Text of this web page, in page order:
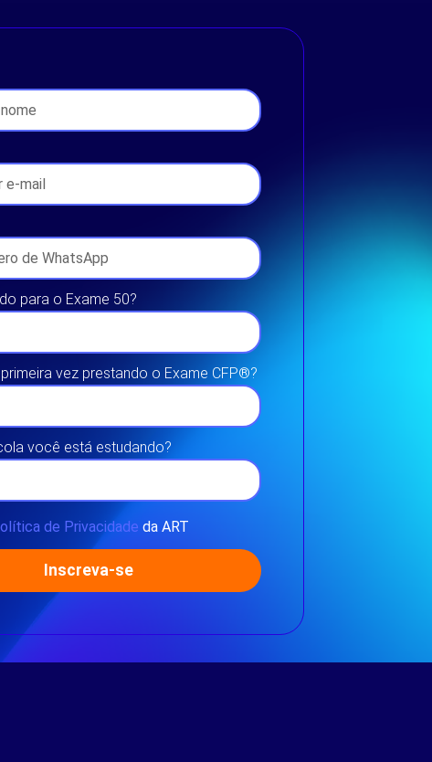
para o Exame 50?
vez prestando o Exame CFP®?
você está estudando?
de Privacidade da ART
Inscreva-se